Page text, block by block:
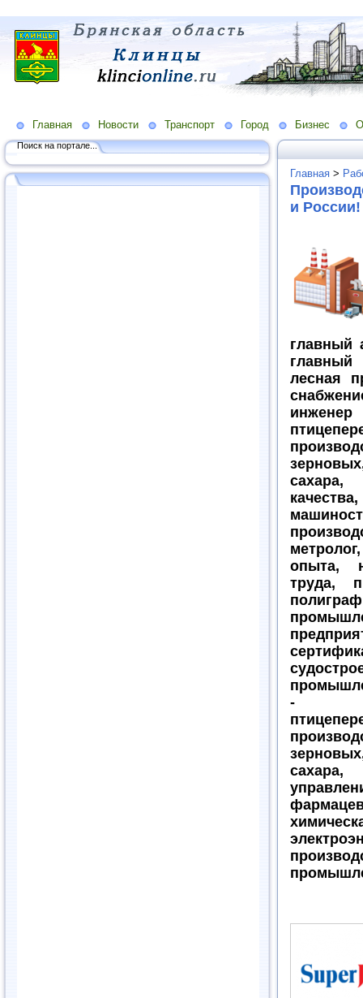
Главная Новости Транспорт Город Бизнес
Поиск на портале...
Главная >
и России!
главный
главный
лесная
сахара,
опыта,
труда,
-
сахара,